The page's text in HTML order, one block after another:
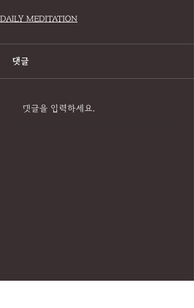
DAILY MEDITATION
댓글
댓글을 입력하세요.